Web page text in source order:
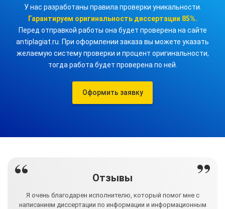
У нас разработаны правила проверки уникальности.
Гарантируем оригинальность диссертации 85%.
Перед отправкой работы она будет проверена на сайте
antiplagiat.ru. При оформлении заказа вы можете указать
желаемую систему проверки и процент оригинальности,
тогда работа будет проверена по ней.
Оформить заявку
Отзывы
Я очень благодарен исполнителю, который помог мне с
написанием диссертации по информации и информационным